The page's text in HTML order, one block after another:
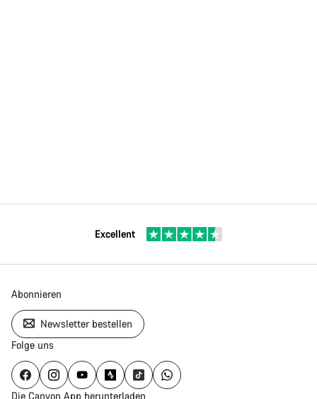
Excellent
Abonnieren
Newsletter bestellen
Folge uns
Die Canyon App herunterladen